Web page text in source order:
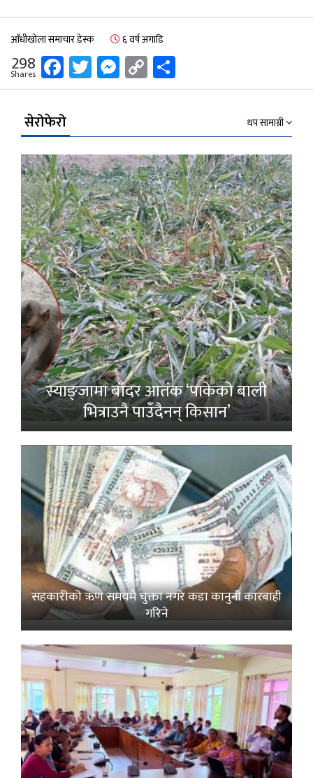
आँधीखोला समाचार डेस्क ६ वर्ष अगाडि
298
Shares Facebook
Twitter
Messenger
Copy
Link
सेरोफेरो थप सामाग्री
स्याङ्जामा बाँदर आतंक ‘पाकेको बाली
भित्राउनै पाउँदैनन् किसान’
सहकारीको ऋण समयमै चुक्ता नगरे कडा कानुनी कारबाही
गरिने